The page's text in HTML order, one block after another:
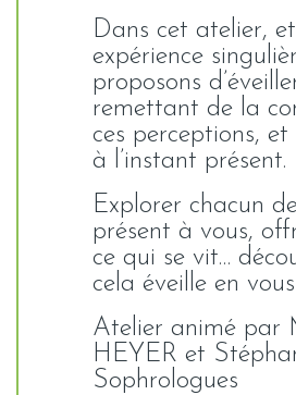
Dans cet atelier,
expérience
proposons
remettant de la
ces perceptions,
à l’instant présent.
Explorer chacun
présent à vous,
ce qui se vit…
cela éveille en
Atelier animé par
HEYER et
Sophrologues